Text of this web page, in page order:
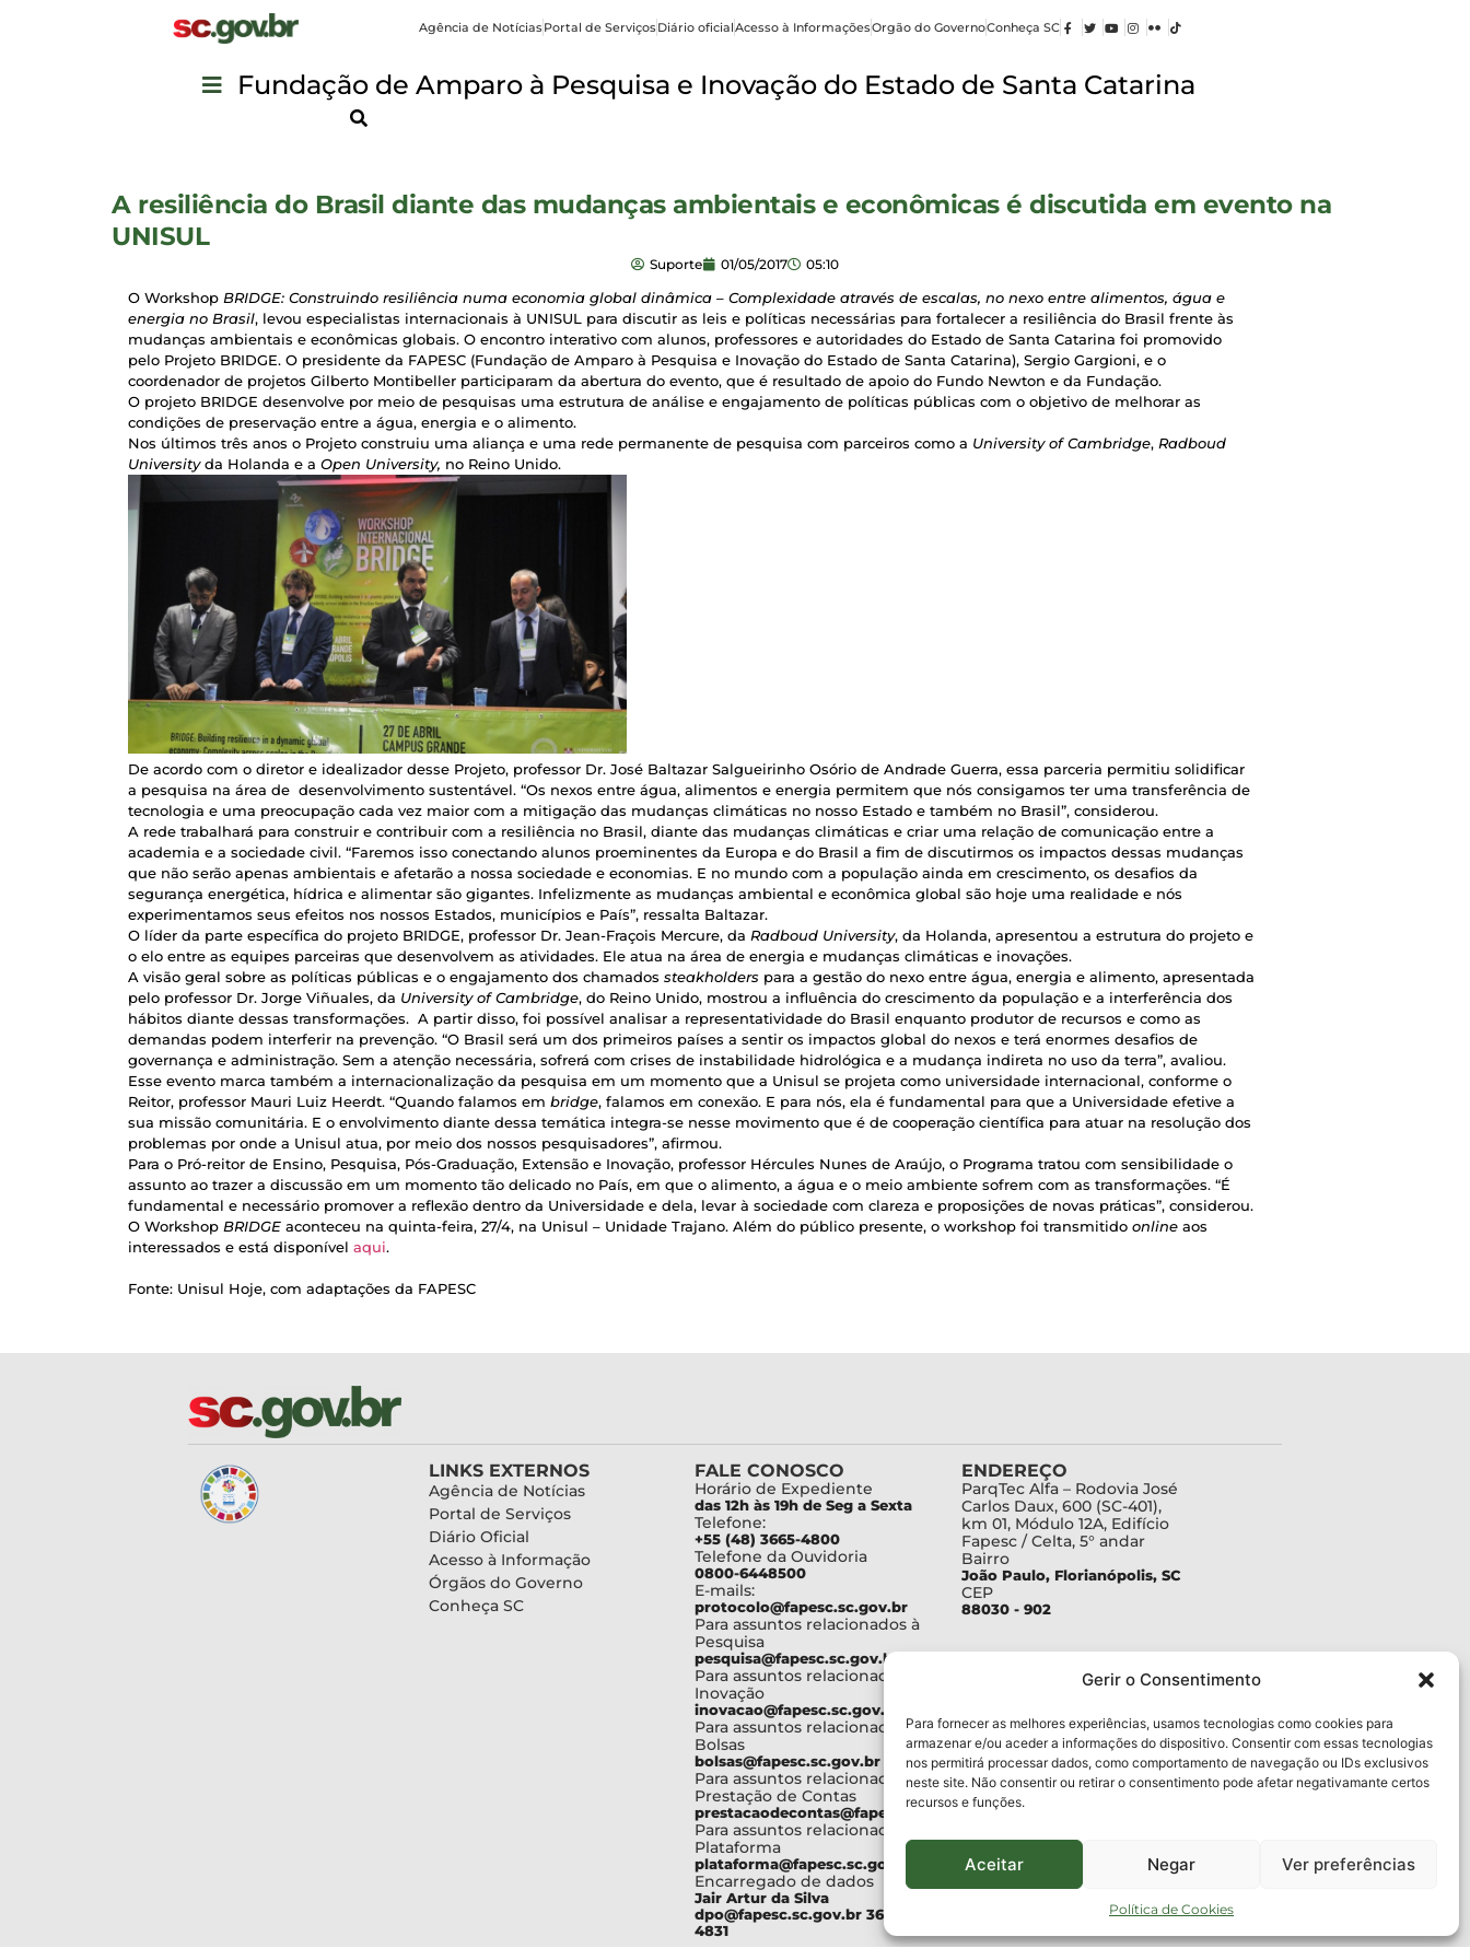
Gerir o Consentimento
Para fornecer as melhores experiências, usamos tecnologias como cookies para
armazenar e/ou aceder a informações do dispositivo. Consentir com essas tecnologias
nos permitirá processar dados, como comportamento de navegação ou IDs exclusivos
neste site. Não consentir ou retirar o consentimento pode afetar negativamante certos
recursos e funções.
Aceitar Negar Ver preferências
Política de Cookies
Agência de NotíciasPortal de ServiçosDiário oficialAcesso à InformaçõesOrgão do GovernoConheça SC
Fundação de Amparo à Pesquisa e Inovação do Estado de Santa Catarina
A resiliência do Brasil diante das mudanças ambientais e econômicas é discutida em evento na
UNISUL
Suporte 01/05/2017 05:10
O Workshop BRIDGE: Construindo resiliência numa economia global dinâmica – Complexidade através de escalas, no nexo entre alimentos, água e
energia no Brasil, levou especialistas internacionais à UNISUL para discutir as leis e políticas necessárias para fortalecer a resiliência do Brasil frente às
mudanças ambientais e econômicas globais. O encontro interativo com alunos, professores e autoridades do Estado de Santa Catarina foi promovido
pelo Projeto BRIDGE. O presidente da FAPESC (Fundação de Amparo à Pesquisa e Inovação do Estado de Santa Catarina), Sergio Gargioni, e o
coordenador de projetos Gilberto Montibeller participaram da abertura do evento, que é resultado de apoio do Fundo Newton e da Fundação.
O projeto BRIDGE desenvolve por meio de pesquisas uma estrutura de análise e engajamento de políticas públicas com o objetivo de melhorar as
condições de preservação entre a água, energia e o alimento.
Nos últimos três anos o Projeto construiu uma aliança e uma rede permanente de pesquisa com parceiros como a University of Cambridge, Radboud
Universityda Holanda e a Open University, no Reino Unido.
De acordo com o diretor e idealizador desse Projeto, professor Dr. José Baltazar Salgueirinho Osório de Andrade Guerra, essa parceria permitiu solidificar
a pesquisa na área de desenvolvimento sustentável. “Os nexos entre água, alimentos e energia permitem que nós consigamos ter uma transferência de
tecnologia e uma preocupação cada vez maior com a mitigação das mudanças climáticas no nosso Estado e também no Brasil”, considerou.
A rede trabalhará para construir e contribuir com a resiliência no Brasil, diante das mudanças climáticas e criar uma relação de comunicação entre a
academia e a sociedade civil. “Faremos isso conectando alunos proeminentes da Europa e do Brasil a fim de discutirmos os impactos dessas mudanças
que não serão apenas ambientais e afetarão a nossa sociedade e economias. E no mundo com a população ainda em crescimento, os desafios da
segurança energética, hídrica e alimentar são gigantes. Infelizmente as mudanças ambiental e econômica global são hoje uma realidade e nós
experimentamos seus efeitos nos nossos Estados, municípios e País”, ressalta Baltazar.
O líder da parte específica do projeto BRIDGE, professor Dr. Jean-Fraçois Mercure, da Radboud University, da Holanda, apresentou a estrutura do projeto e
o elo entre as equipes parceiras que desenvolvem as atividades. Ele atua na área de energia e mudanças climáticas e inovações.
A visão geral sobre as políticas públicas e o engajamento dos chamados steakholders para a gestão do nexo entre água, energia e alimento, apresentada
pelo professor Dr. Jorge Viñuales, da University of Cambridge, do Reino Unido, mostrou a influência do crescimento da população e a interferência dos
hábitos diante dessas transformações. A partir disso, foi possível analisar a representatividade do Brasil enquanto produtor de recursos e como as
demandas podem interferir na prevenção. “O Brasil será um dos primeiros países a sentir os impactos global do nexos e terá enormes desafios de
governança e administração. Sem a atenção necessária, sofrerá com crises de instabilidade hidrológica e a mudança indireta no uso da terra”, avaliou.
Esse evento marca também a internacionalização da pesquisa em um momento que a Unisul se projeta como universidade internacional, conforme o
Reitor, professor Mauri Luiz Heerdt. “Quando falamos em bridge, falamos em conexão. E para nós, ela é fundamental para que a Universidade efetive a
sua missão comunitária. E o envolvimento diante dessa temática integra-se nesse movimento que é de cooperação científica para atuar na resolução dos
problemas por onde a Unisul atua, por meio dos nossos pesquisadores”, afirmou.
Para o Pró-reitor de Ensino, Pesquisa, Pós-Graduação, Extensão e Inovação, professor Hércules Nunes de Araújo, o Programa tratou com sensibilidade o
assunto ao trazer a discussão em um momento tão delicado no País, em que o alimento, a água e o meio ambiente sofrem com as transformações. “É
fundamental e necessário promover a reflexão dentro da Universidade e dela, levar à sociedade com clareza e proposições de novas práticas”, considerou.
O Workshop BRIDGE aconteceu na quinta-feira, 27/4, na Unisul – Unidade Trajano. Além do público presente, o workshop foi transmitido online aos
interessados e está disponível aqui.
Fonte: Unisul Hoje, com adaptações da FAPESC
LINKS EXTERNOS
Agência de Notícias
Portal de Serviços
Diário Oficial
Acesso à Informação
Órgãos do Governo
Conheça SC
FALE CONOSCO
Horário de Expediente
das 12h às 19h de Seg a Sexta
Telefone:
+55 (48) 3665-4800
Telefone da Ouvidoria
0800-6448500
E-mails:
protocolo@fapesc.sc.gov.br
Para assuntos relacionados à
Pesquisa
pesquisa@fapesc.sc.gov.br
Para assuntos relacionados à
Inovação
inovacao@fapesc.sc.gov.br
Para assuntos relacionados à
Bolsas
bolsas@fapesc.sc.gov.br
Para assuntos relacionados à
Prestação de Contas
prestacaodecontas@fapesc.sc.gov.br
Para assuntos relacionados à
Plataforma
plataforma@fapesc.sc.gov.br
Encarregado de dados
Jair Artur da Silva
dpo@fapesc.sc.gov.br 3665-
4831
ENDEREÇO
ParqTec Alfa – Rodovia José
Carlos Daux, 600 (SC-401),
km 01, Módulo 12A, Edifício
Fapesc / Celta, 5° andar
Bairro
João Paulo, Florianópolis, SC
CEP
88030 - 902